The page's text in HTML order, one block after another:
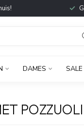
DAMES SALE
POZZUOLI